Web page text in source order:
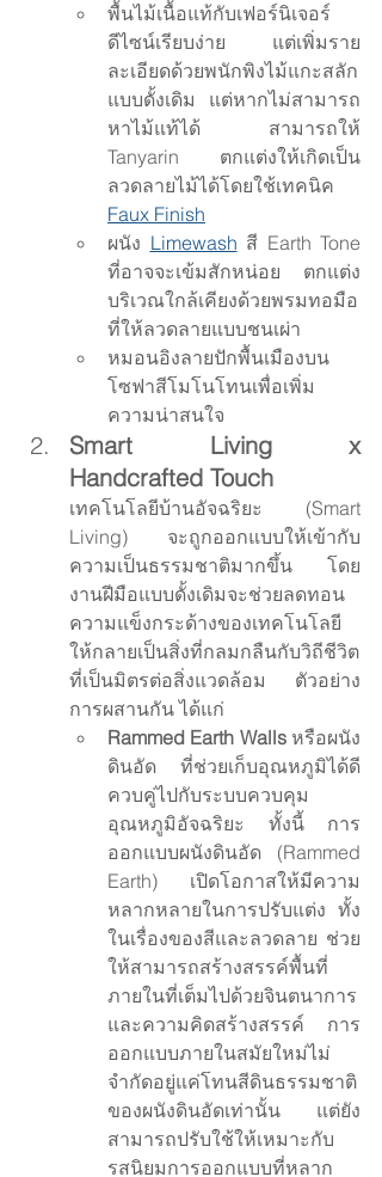
พื้นไม้เนื้อแท้กับเฟอร์นิเจอร์
ดีไซน์เรียบง่าย แต่เพิ่มราย
ละเอียดด้วยพนักพิงไม้แกะสลัก
แบบดั้งเดิม แต่หากไม่สามารถ
หาไม้แท้ได้ สามารถให้
Tanyarin ตกแต่งให้เกิดเป็น
Faux Finish
ผนัง Limewash สี Earth Tone
ที่อาจจะเข้มสักหน่อย ตกแต่ง
บริเวณใกล้เคียงด้วยพรมทอมือ
ที่ให้ลวดลายแบบชนเผ่า
หมอนอิงลายปักพื้นเมืองบน
โซฟาสีโมโนโทนเพื่อเพิ่ม
ความน่าสนใจ
Smart Living x
Handcrafted Touch
เทคโนโลยีบ้านอัจฉริยะ (Smart
Living) จะถูกออกแบบให้เข้ากับ
ความเป็นธรรมชาติมากขึ้น โดย
งานฝีมือแบบดั้งเดิมจะช่วยลดทอน
ความแข็งกระด้างของเทคโนโลยี
ให้กลายเป็นสิ่งที่กลมกลืนกับวิถีชีวิต
ที่เป็นมิตรต่อสิ่งแวดล้อม ตัวอย่าง
การผสานกัน ได้แก่
Rammed Earth Walls หรือผนัง
ดินอัด ที่ช่วยเก็บอุณหภูมิได้ดี
ควบคู่ไปกับระบบควบคุม
อุณหภูมิอัจฉริยะ ทั้งนี้ การ
ออกแบบผนังดินอัด (Rammed
Earth) เปิดโอกาสให้มีความ
หลากหลายในการปรับแต่ง ทั้ง
ในเรื่องของสีและลวดลาย ช่วย
ให้สามารถสร้างสรรค์พื้นที่
ภายในที่เต็มไปด้วยจินตนาการ
และความคิดสร้างสรรค์ การ
ออกแบบภายในสมัยใหม่ไม่
จำกัดอยู่แค่โทนสีดินธรรมชาติ
ของผนังดินอัดเท่านั้น แต่ยัง
สามารถปรับใช้ให้เหมาะกับ
รสนิยมการออกแบบที่หลาก